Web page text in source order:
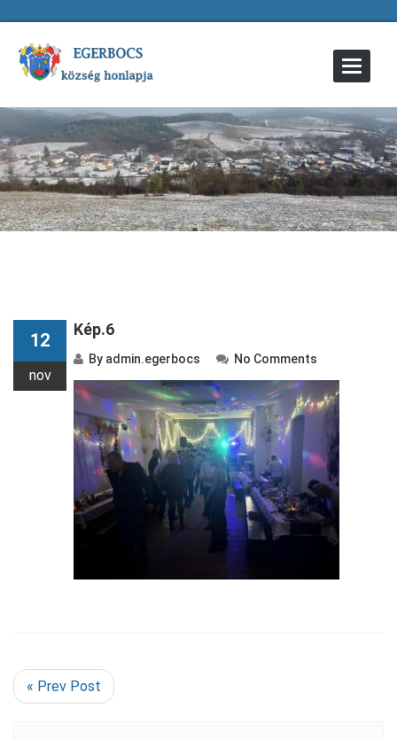
Toggle
12
nov
Kép.6
By admin.egerbocs No Comments
« Prev Post